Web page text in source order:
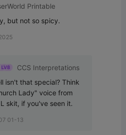
Printable
but not so spicy.
CCS Interpretations
isn't that special? Think
Lady" voice from
skit, if you've seen it.
01-13